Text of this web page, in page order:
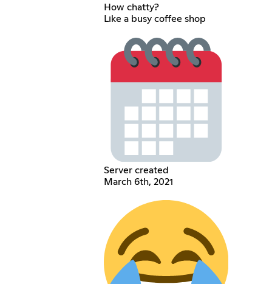
How chatty?
Like a busy coffee shop
Server created
March 6th, 2021